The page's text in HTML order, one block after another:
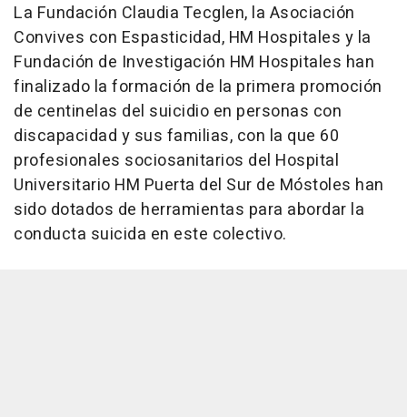
La Fundación Claudia Tecglen, la Asociación
Convives con Espasticidad, HM Hospitales y la
Fundación de Investigación HM Hospitales han
finalizado la formación de la primera promoción
de centinelas del suicidio en personas con
discapacidad y sus familias, con la que 60
profesionales sociosanitarios del Hospital
Universitario HM Puerta del Sur de Móstoles han
sido dotados de herramientas para abordar la
conducta suicida en este colectivo.